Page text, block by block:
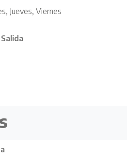
Jueves, Viernes